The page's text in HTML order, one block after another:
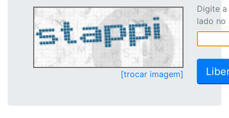
[trocar imagem]
Digite
lado no